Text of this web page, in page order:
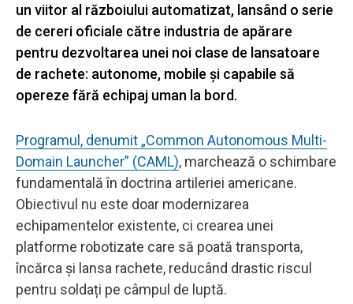
un viitor al războiului automatizat, lansând o serie
de cereri oficiale către industria de apărare
pentru dezvoltarea unei noi clase de lansatoare
de rachete: autonome, mobile și capabile să
opereze fără echipaj uman la bord.
Programul, denumit „Common Autonomous Multi-
Domain Launcher” (CAML), marchează o schimbare
fundamentală în doctrina artileriei americane.
Obiectivul nu este doar modernizarea
echipamentelor existente, ci crearea unei
platforme robotizate care să poată transporta,
încărca și lansa rachete, reducând drastic riscul
pentru soldați pe câmpul de luptă.